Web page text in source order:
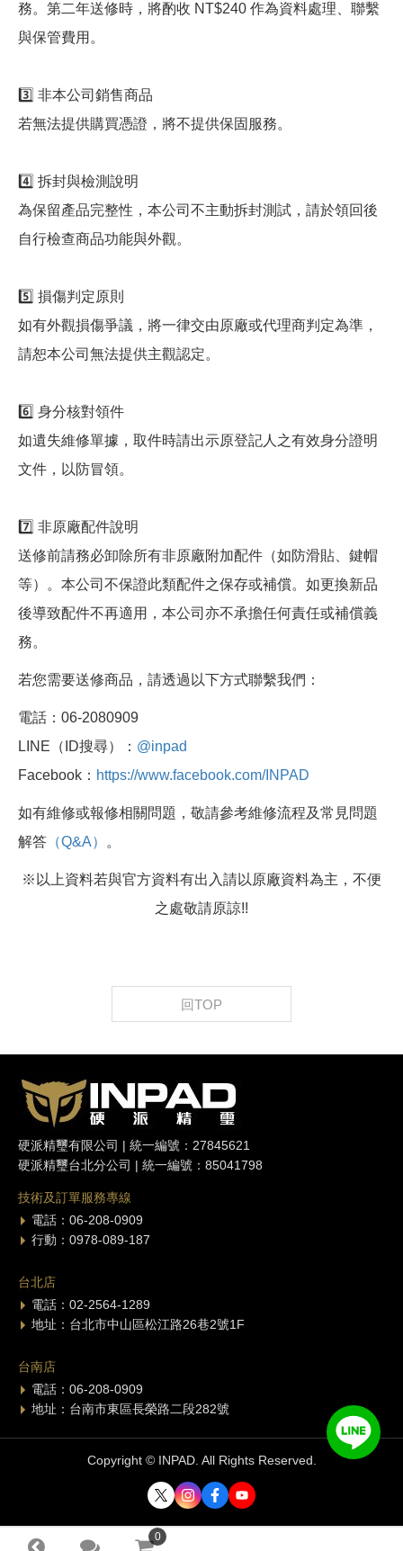
0
務。第二年送修時，將酌收 NT$240 作為資料處理、聯繫
與保管費用。
3️⃣ 非本公司銷售商品
若無法提供購買憑證，將不提供保固服務。
4️⃣ 拆封與檢測說明
為保留產品完整性，本公司不主動拆封測試，請於領回後
自行檢查商品功能與外觀。
5️⃣ 損傷判定原則
如有外觀損傷爭議，將一律交由原廠或代理商判定為準，
請恕本公司無法提供主觀認定。
6️⃣ 身分核對領件
如遺失維修單據，取件時請出示原登記人之有效身分證明
文件，以防冒領。
7️⃣ 非原廠配件說明
送修前請務必卸除所有非原廠附加配件（如防滑貼、鍵帽
等）。本公司不保證此類配件之保存或補償。如更換新品
後導致配件不再適用，本公司亦不承擔任何責任或補償義
務。
若您需要送修商品，請透過以下方式聯繫我們：
電話：06-2080909
LINE（ID搜尋）： @inpad
Facebook： https://www.facebook.com/INPAD
如有維修或報修相關問題，敬請參考維修流程及常見問題
解答 （Q&A） 。
※以上資料若與官方資料有出入請以原廠資料為主，不便
之處敬請原諒!!
回TOP
硬派精璽有限公司 | 統一編號：27845621
硬派精璽台北分公司 | 統一編號：85041798
技術及訂單服務專線
電話：06-208-0909
行動：0978-089-187
台北店
電話：02-2564-1289
地址：台北市中山區松江路26巷2號1F
台南店
電話：06-208-0909
地址：台南市東區長榮路二段282號
Copyright © INPAD. All Rights Reserved.